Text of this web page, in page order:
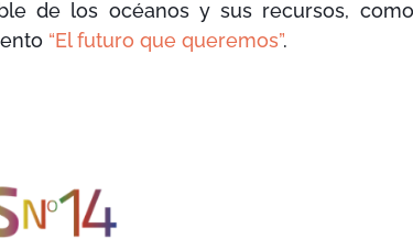
de los océanos y sus recursos,
“El futuro que queremos”.